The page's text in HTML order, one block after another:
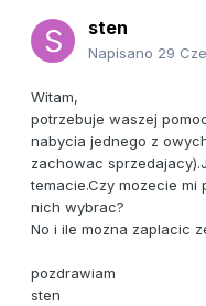
sten
Napisano 29
Witam,
potrzebuje waszej
nabycia jednego z
zachowac
temacie.Czy mozecie mi
nich wybrac?
No i ile mozna zaplacic
pozdrawiam
sten